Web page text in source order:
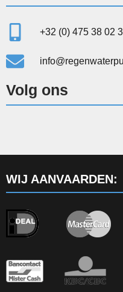
+32 (0) 475 38 02
Volg ons
WIJ AANVAARDEN: